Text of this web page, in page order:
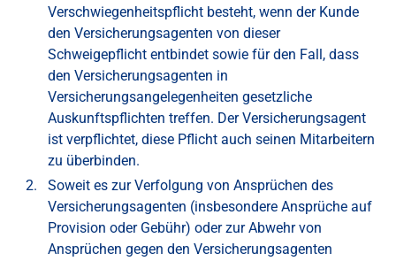
Verschwiegenheitspflicht besteht, wenn der Kunde
den Versicherungsagenten von dieser
Schweigepflicht entbindet sowie für den Fall, dass
den Versicherungsagenten in
Versicherungsangelegenheiten gesetzliche
Auskunftspflichten treffen. Der Versicherungsagent
ist verpflichtet, diese Pflicht auch seinen Mitarbeitern
zu überbinden.
Soweit es zur Verfolgung von Ansprüchen des
Versicherungsagenten (insbesondere Ansprüche auf
Provision oder Gebühr) oder zur Abwehr von
Ansprüchen gegen den Versicherungsagenten